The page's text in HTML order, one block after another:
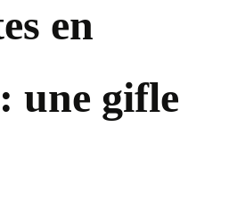
en
une gifle